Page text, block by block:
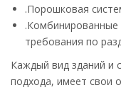
.Порошковая
.Комбинированные
требования по
Каждый вид зданий и
подхода, имеет свои